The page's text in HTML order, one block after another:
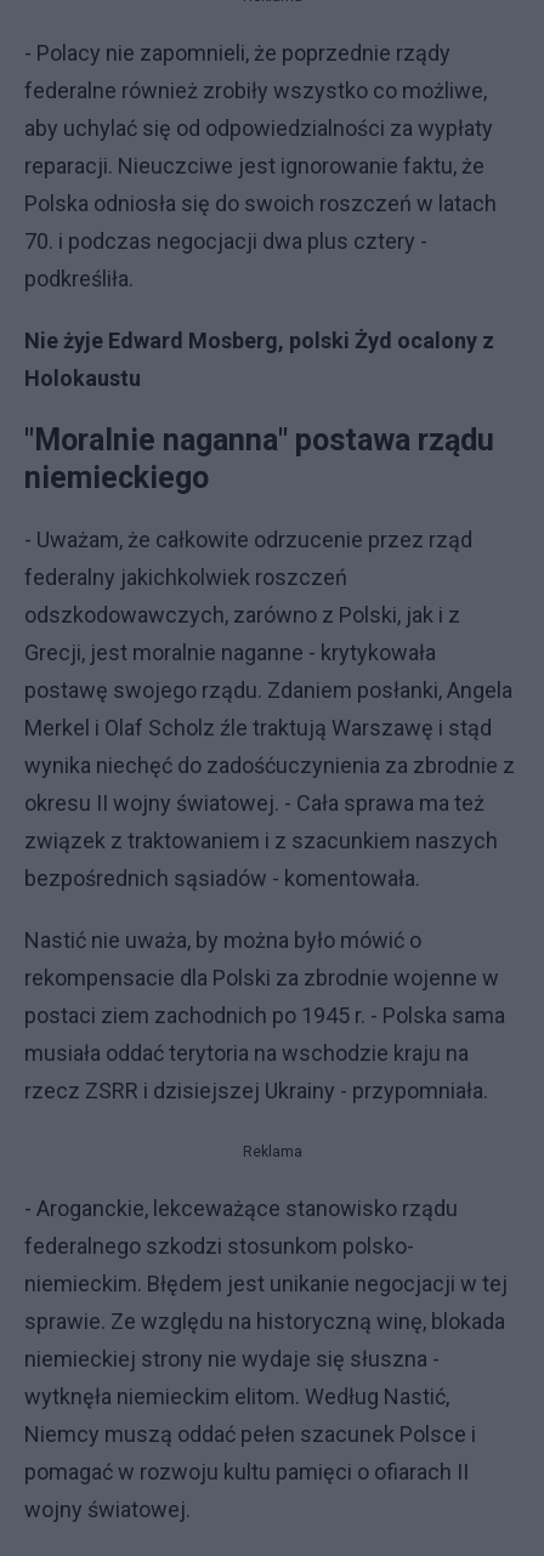
- Polacy nie zapomnieli, że poprzednie rządy
federalne również zrobiły wszystko co możliwe,
aby uchylać się od odpowiedzialności za wypłaty
reparacji. Nieuczciwe jest ignorowanie faktu, że
Polska odniosła się do swoich roszczeń w latach
70. i podczas negocjacji dwa plus cztery -
podkreśliła.
Nie żyje Edward Mosberg, polski Żyd ocalony z
Holokaustu
"Moralnie naganna" postawa rządu
niemieckiego
- Uważam, że całkowite odrzucenie przez rząd
federalny jakichkolwiek roszczeń
odszkodowawczych, zarówno z Polski, jak i z
Grecji, jest moralnie naganne - krytykowała
postawę swojego rządu. Zdaniem posłanki, Angela
Merkel i Olaf Scholz źle traktują Warszawę i stąd
wynika niechęć do zadośćuczynienia za zbrodnie z
okresu II wojny światowej. - Cała sprawa ma też
związek z traktowaniem i z szacunkiem naszych
bezpośrednich sąsiadów - komentowała.
Nastić nie uważa, by można było mówić o
rekompensacie dla Polski za zbrodnie wojenne w
postaci ziem zachodnich po 1945 r. - Polska sama
musiała oddać terytoria na wschodzie kraju na
rzecz ZSRR i dzisiejszej Ukrainy - przypomniała.
Reklama
- Aroganckie, lekceważące stanowisko rządu
federalnego szkodzi stosunkom polsko-
niemieckim. Błędem jest unikanie negocjacji w tej
sprawie. Ze względu na historyczną winę, blokada
niemieckiej strony nie wydaje się słuszna -
wytknęła niemieckim elitom. Według Nastić,
Niemcy muszą oddać pełen szacunek Polsce i
pomagać w rozwoju kultu pamięci o ofiarach II
wojny światowej.